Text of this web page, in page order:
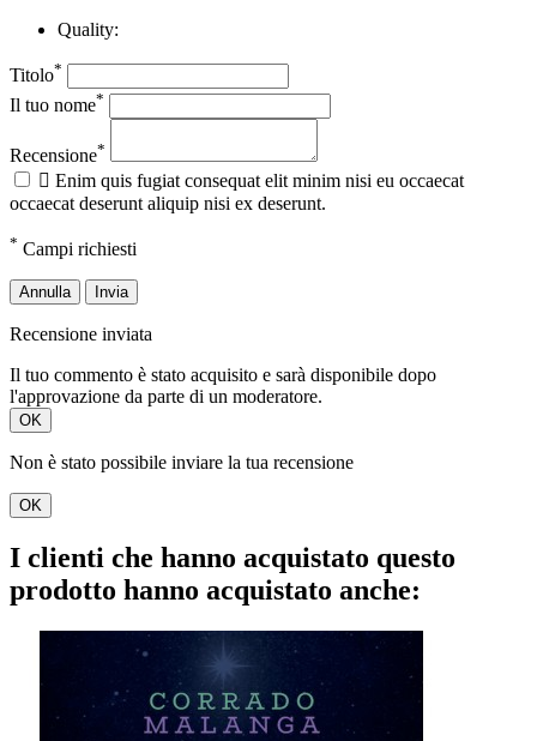
Quality:
Titolo*
Il tuo nome*
Recensione*
 Enim quis fugiat consequat elit minim nisi eu occaecat
occaecat deserunt aliquip nisi ex deserunt.
* Campi richiesti
Annulla Invia
Recensione inviata
Il tuo commento è stato acquisito e sarà disponibile dopo
l'approvazione da parte di un moderatore.
OK
Non è stato possibile inviare la tua recensione
OK
I clienti che hanno acquistato questo
prodotto hanno acquistato anche: